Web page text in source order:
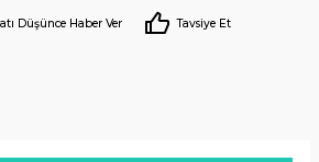
Düşünce Haber Ver Tavsiye Et